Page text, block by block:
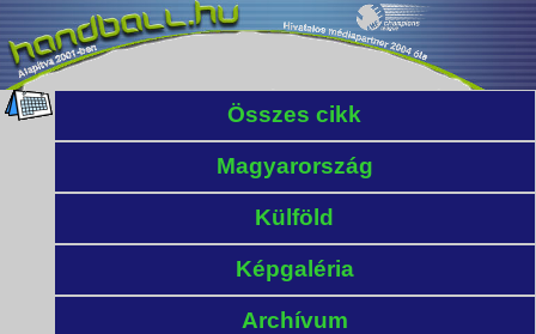
Összes cikk
Magyarország
Külföld
Képgaléria
Archívum